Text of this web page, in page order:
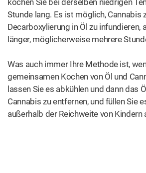
kochen Sie bei derselben niedrigen
Stunde lang. Es ist möglich, Cannabis
Decarboxylierung in Öl zu infundieren,
länger, möglicherweise mehrere
Was auch immer Ihre Methode ist,
gemeinsamen Kochen von Öl und
lassen Sie es abkühlen und dann das
Cannabis zu entfernen, und füllen Sie
außerhalb der Reichweite von Kindern